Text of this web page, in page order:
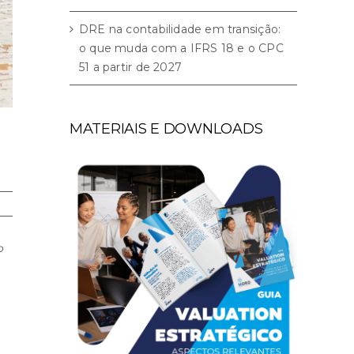
DRE na contabilidade em transição:
o que muda com a IFRS 18 e o CPC
51 a partir de 2027
MATERIAIS E DOWNLOADS